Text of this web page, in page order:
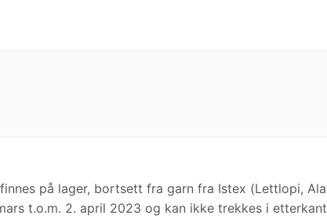
på lager, bortsett fra garn fra Istex (Lettlopi,
t.o.m. 2. april 2023 og kan ikke trekkes i